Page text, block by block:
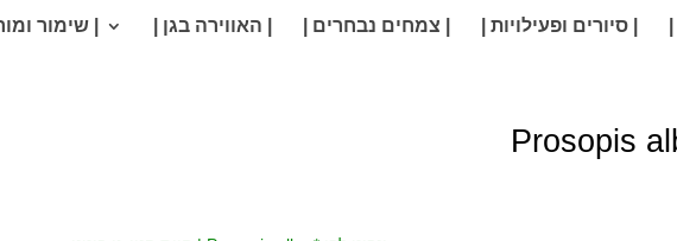
| סיורים ופעילויות | | צמחים נבחרים | | האווירה בגן | | שימור